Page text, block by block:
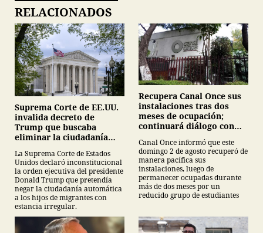
RELACIONADOS
Suprema Corte de EE.UU.
invalida decreto de
Trump que buscaba
eliminar la ciudadanía
La Suprema Corte de Estados
Unidos declaró inconstitucional
la orden ejecutiva del presidente
Donald Trump que pretendía
negar la ciudadanía automática
a los hijos de migrantes con
estancia irregular.
Recupera Canal Once sus
instalaciones tras dos
meses de ocupación;
continuará diálogo con
Canal Once informó que este
domingo 2 de agosto recuperó de
manera pacífica sus
instalaciones, luego de
permanecer ocupadas durante
más de dos meses por un
reducido grupo de estudiantes